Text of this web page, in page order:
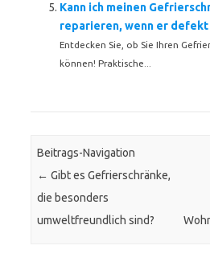
Kann ich meinen
reparieren, wenn er defekt
Entdecken Sie, ob Sie Ihren
können! Praktische...
Beitrags-Navigation
← Gibt es Gefrierschränke,
die besonders
umweltfreundlich sind?